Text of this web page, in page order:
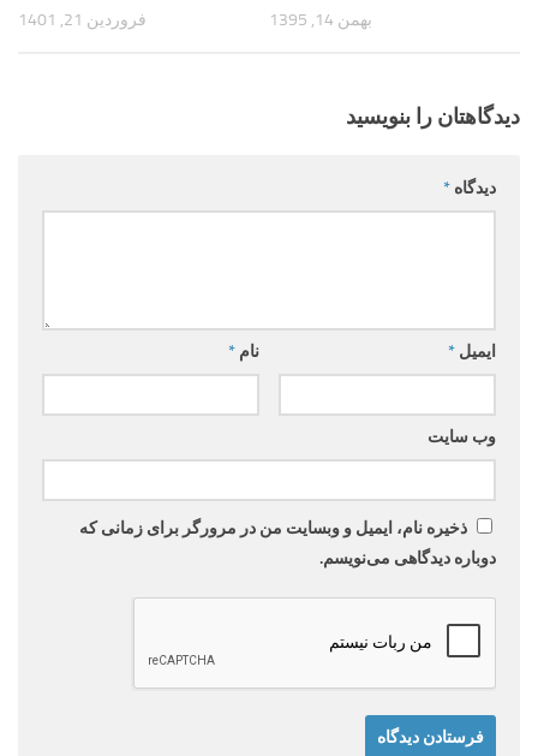
فروردین 21, 1401 بهمن 14, 1395
دیدگاهتان را بنویسید
دیدگاه *
نام * ایمیل *
وب‌ سایت
ذخیره نام، ایمیل و وبسایت من در مرورگر برای زمانی که
دوباره دیدگاهی می‌نویسم.